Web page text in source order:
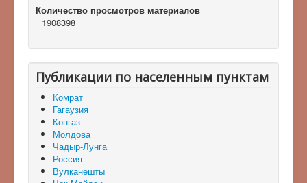
Количество просмотров материалов
1908398
Публикации по населенным пунктам
Комрат
Гагаузия
Конгаз
Молдова
Чадыр-Лунга
Россия
Вулканешты